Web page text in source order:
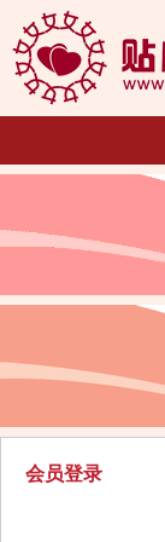
会员登录